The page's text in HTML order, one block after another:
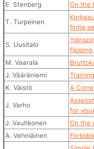
E. Stenberg
On the
T. Turpeinen
finite
S. Uusitalo
flipping
M. Vaarala
J. Vääräniemi
K. Väistö
A
J. Varho
for
J. Vauhkonen
On the
A. Vehniäinen